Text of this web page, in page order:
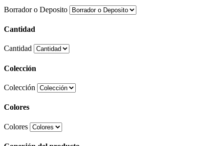
Borrador o Deposito
Cantidad
Cantidad
Colección
Colección
Colores
Colores